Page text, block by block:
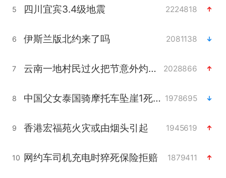
5 四川宜宾3.4级地震 2224818
6 伊斯兰版北约来了吗 2081138
7 云南一地村民过火把节意外灼伤16人 2028866
8 中国父女泰国骑摩托车坠崖1死1伤 1978695
9 香港宏福苑火灾或由烟头引起 1945619
10 网约车司机充电时猝死保险拒赔 1879411